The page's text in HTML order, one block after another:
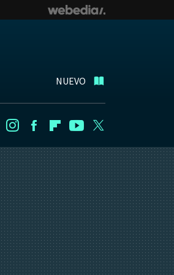
NUEVO
InstagramFacebookFlipboard
Youtube